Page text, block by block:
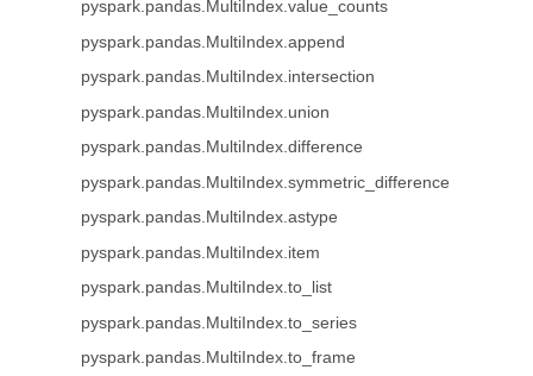
pyspark.pandas.MultiIndex.value_counts
pyspark.pandas.MultiIndex.append
pyspark.pandas.MultiIndex.intersection
pyspark.pandas.MultiIndex.union
pyspark.pandas.MultiIndex.difference
pyspark.pandas.MultiIndex.symmetric_difference
pyspark.pandas.MultiIndex.astype
pyspark.pandas.MultiIndex.item
pyspark.pandas.MultiIndex.to_list
pyspark.pandas.MultiIndex.to_series
pyspark.pandas.MultiIndex.to_frame